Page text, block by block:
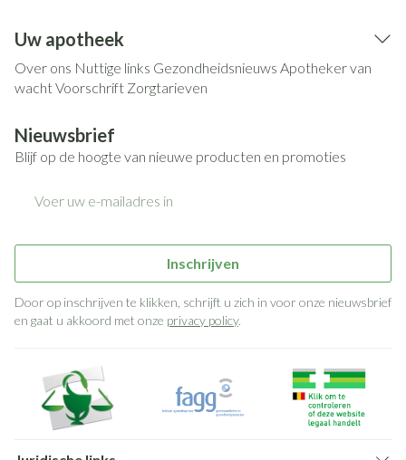
Uw apotheek
Over ons Nuttige links Gezondheidsnieuws Apotheker van
wachtVoorschrift Zorgtarieven
Nieuwsbrief
Blijf op de hoogte van nieuwe producten en promoties
Inschrijven
Door op inschrijven te klikken, schrijft u zich in voor onze nieuwsbrief
en gaat u akkoord met onze privacy policy.